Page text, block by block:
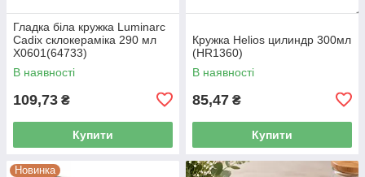
Гладка біла кружка Luminarc
Cadix склокераміка 290 мл
X0601(64733)
В наявності
109,73 ₴
Купити
Кружка Helios цилиндр 300мл
(HR1360)
В наявності
85,47 ₴
Купити
Новинка